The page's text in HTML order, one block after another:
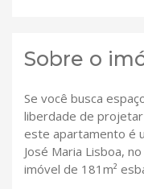
Sobre o
Se você busca
liberdade de projetar
este apartamento é
José Maria Lisboa,
imóvel de 181m²